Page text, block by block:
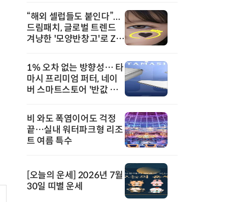
“해외 셀럽들도 붙인다”...
드림패치, 글로벌 트렌드
겨냥한 '모양반창고'로 Z세
1% 오차 없는 방향성… 타
마시 프리미엄 퍼터, 네이
버 스마트스토어 '반값 할
비 와도 폭염이어도 걱정
끝…실내 워터파크형 리조
트 여름 특수
[오늘의 운세] 2026년 7월
30일 띠별 운세